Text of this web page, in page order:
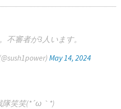
不審者が3人います。
May 14, 2024
隊笑笑(*´ω｀*)